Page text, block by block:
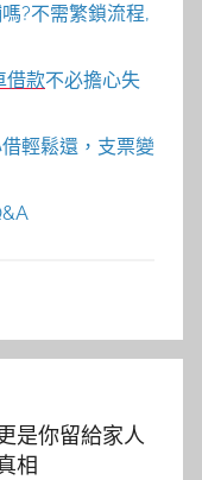
?不需繁鎖流程,
借款不必擔心失
輕鬆還，支票變
是你留給家人
相